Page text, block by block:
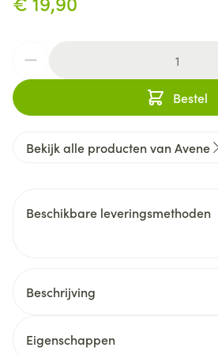
Bestel
Bekijk alle producten van Avene
Beschikbare leveringsmethoden
Beschrijving
Eigenschappen